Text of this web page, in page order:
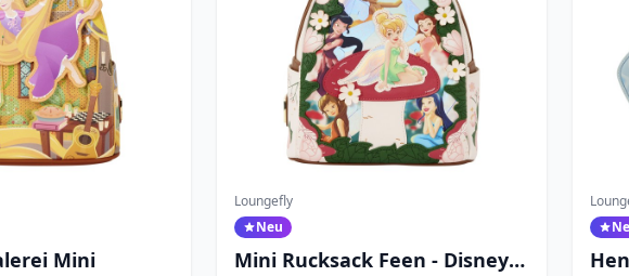
Mini
Loungefly
Neu
Mini Rucksack Feen - Disney